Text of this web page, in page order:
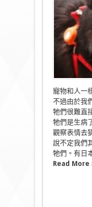
寵物和人一
不過由於我
牠們很難直
牠們是生病
觀察表情去
說不定我們
牠們。有日
Read More